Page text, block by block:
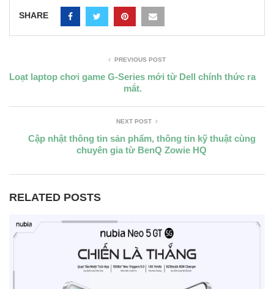
SHARE
PREVIOUS POST
Loạt laptop chơi game G-Series mới từ Dell chính thức ra
mắt.
NEXT POST
Cập nhật thông tin sản phẩm, thông tin kỹ thuật cùng
chuyên gia từ BenQ Zowie HQ
RELATED POSTS